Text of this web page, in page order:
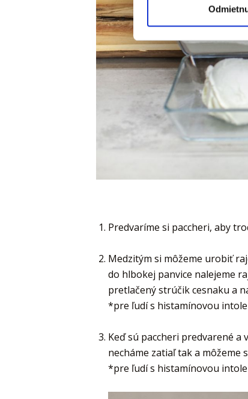
médií, inzercie a
Predvaríme si paccheri, aby
Medzitým si môžeme urobiť
do hlbokej panvice nalejeme
pretlačený strúčik cesnaku a
*pre ľudí s histamínovou
Keď sú paccheri predvarené
necháme zatiaľ tak a môžeme
*pre ľudí s histamínovou